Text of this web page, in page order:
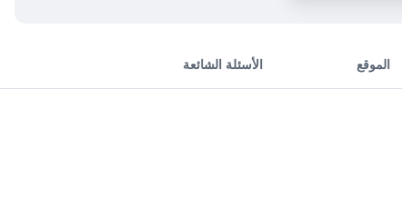
الموقع الأسئلة الشائعة